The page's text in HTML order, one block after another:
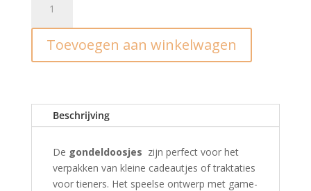
Tiener
(2st.)
aantal
Toevoegen aan winkelwagen
Beschrijving
De gondeldoosjes zijn perfect voor het
verpakken van kleine cadeautjes of traktaties
voor tieners. Het speelse ontwerp met game-